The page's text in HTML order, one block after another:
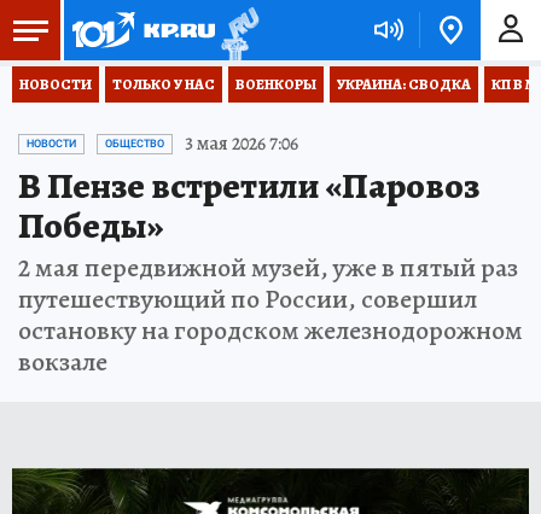
НОВОСТИ ТОЛЬКО У НАС ВОЕНКОРЫ УКРАИНА: СВОДКА КП В
НОВОСТИ ОБЩЕСТВО 3 мая 2026 7:06
В Пензе встретили «Паровоз
Победы»
2 мая передвижной музей, уже в пятый раз
путешествующий по России, совершил
остановку на городском железнодорожном
вокзале